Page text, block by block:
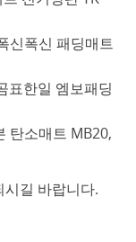
신폭신 패딩매트
표한일 엠보패딩
탄소매트 MB20,
길 바랍니다.